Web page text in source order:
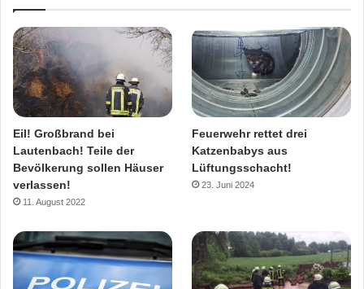
Eil! Großbrand bei
Lautenbach! Teile der
Bevölkerung sollen Häuser
verlassen!
11. August 2022
Feuerwehr rettet drei
Katzenbabys aus
Lüftungsschacht!
23. Juni 2024